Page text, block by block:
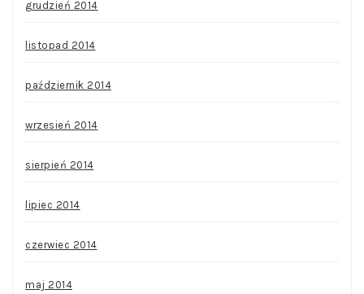
grudzień 2014
listopad 2014
październik 2014
wrzesień 2014
sierpień 2014
lipiec 2014
czerwiec 2014
maj 2014